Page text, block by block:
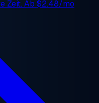
Zeit. Ab $2.48/mo